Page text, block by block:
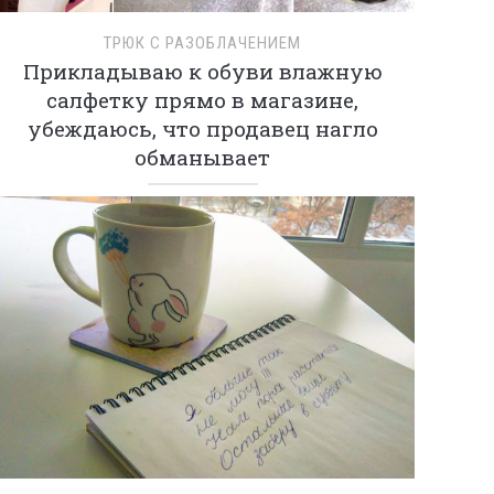
ТРЮК С РАЗОБЛАЧЕНИЕМ
Прикладываю к обуви влажную
салфетку прямо в магазине,
убеждаюсь, что продавец нагло
обманывает